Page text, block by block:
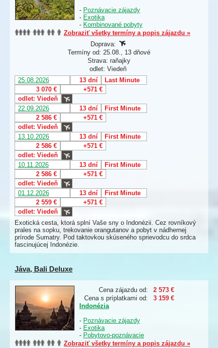
- Poznávacie zájazdy
- Exotika
- Kombinované pobyty
Zobraziť všetky termíny a popis zájazdu »
Doprava:
Termíny od: 25.08., 13 dňové
Strava: raňajky
odlet: Viedeň
25.08.2026
13 dní
Last Minute
3 070 €
+571 €
odlet: Viedeň
22.09.2026
13 dní
First Minute
2 586 €
+571 €
odlet: Viedeň
13.10.2026
13 dní
First Minute
2 586 €
+571 €
odlet: Viedeň
10.11.2026
13 dní
First Minute
2 586 €
+571 €
odlet: Viedeň
01.12.2026
13 dní
First Minute
2 559 €
+571 €
odlet: Viedeň
Exotická cesta, ktorá splní Vaše sny o Indonézii. Cez rovníkový
prales na sopku, trekovanie orangutanov a pobyt v nádhernej
prírode Sumatry. Pod taktovkou skúseného sprievodcu do srdca
fascinujúcej Indonézie.
Jáva, Bali Deluxe
Cena zájazdu od:
2 573 €
Cena s príplatkami od:
3 159 €
Indonézia
- Poznávacie zájazdy
- Exotika
- Pobytovo-poznávacie
Zobraziť všetky termíny a popis zájazdu »